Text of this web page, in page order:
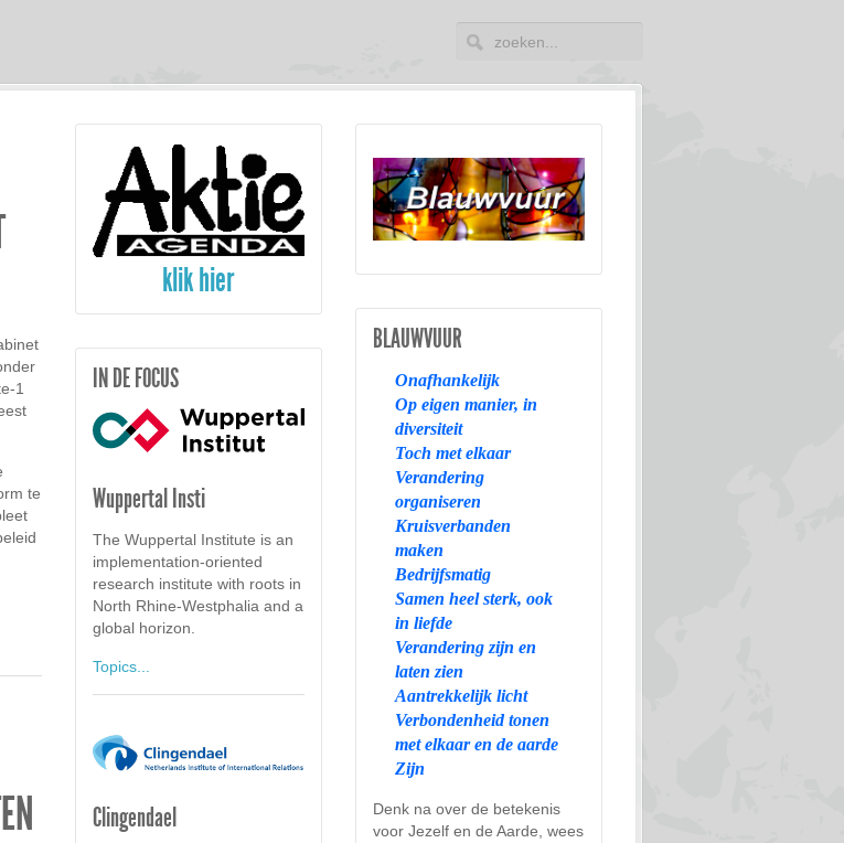
1
te
klik hier
IN DE FOCUS
Wuppertal Insti
The Wuppertal Institute is an
implementation-oriented
research institute with roots in
North Rhine-Westphalia and a
global horizon.
Topics...
Clingendael
BLAUWVUUR
Onafhankelijk
Op eigen manier, in
diversiteit
Toch met elkaar
Verandering
organiseren
Kruisverbanden
maken
Bedrijfsmatig
Samen heel sterk, ook
in liefde
Verandering zijn en
laten zien
Aantrekkelijk licht
Verbondenheid tonen
met elkaar en de aarde
Zijn
Denk na over de betekenis
voor Jezelf en de Aarde, wees